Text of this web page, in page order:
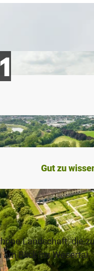
Gut zu
Landschaft, die
Blick ins Wesertal